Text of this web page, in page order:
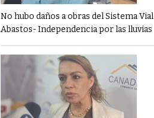
No hubo daños a obras del Sistema Vial
Abastos- Independencia por las lluvias